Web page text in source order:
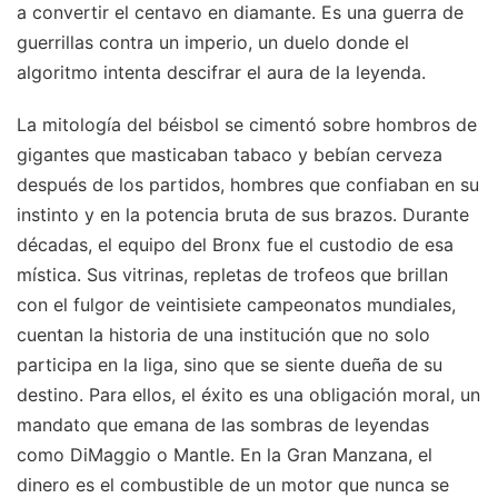
a convertir el centavo en diamante. Es una guerra de
guerrillas contra un imperio, un duelo donde el
algoritmo intenta descifrar el aura de la leyenda.
La mitología del béisbol se cimentó sobre hombros de
gigantes que masticaban tabaco y bebían cerveza
después de los partidos, hombres que confiaban en su
instinto y en la potencia bruta de sus brazos. Durante
décadas, el equipo del Bronx fue el custodio de esa
mística. Sus vitrinas, repletas de trofeos que brillan
con el fulgor de veintisiete campeonatos mundiales,
cuentan la historia de una institución que no solo
participa en la liga, sino que se siente dueña de su
destino. Para ellos, el éxito es una obligación moral, un
mandato que emana de las sombras de leyendas
como DiMaggio o Mantle. En la Gran Manzana, el
dinero es el combustible de un motor que nunca se